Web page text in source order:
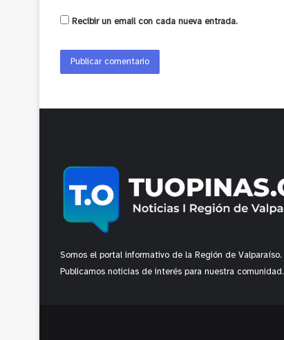
Recibir un email con cada nueva entrada.
Somos el portal informativo de la Región de Valparaíso.
Publicamos noticias de interés para nuestra comunidad.